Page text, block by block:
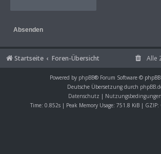
Startseite Foren-Übersicht Alle
Powered by phpBB® Forum Software ©
Deutsche Übersetzung durch
Datenschutz | Nutzungsbedingungen
Time: 0.852s | Peak Memory Usage: 751.8 KiB |